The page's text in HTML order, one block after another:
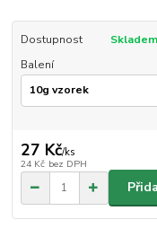
Dostupnost
Balení
27 Kč/ks
24 Kč bez DPH